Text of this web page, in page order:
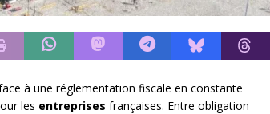
à une réglementation fiscale en constante
les entreprises françaises. Entre obligation